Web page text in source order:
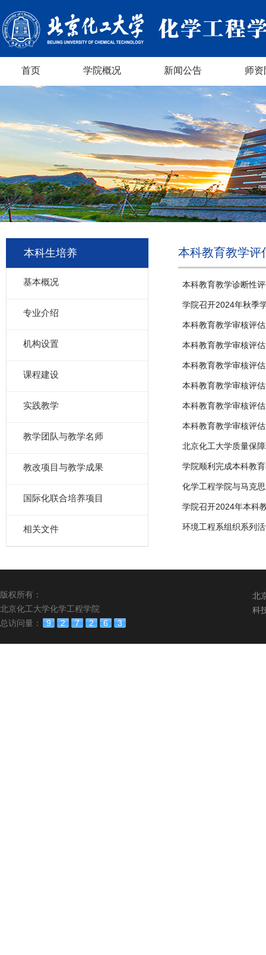
首页 学院概况 新闻公告 师资
本科生培养
基本概况
专业介绍
机构设置
课程建设
实践教学
教学团队与教学名师
教改项目与教学成果
国际化联合培养项目
相关文件
本科教育教学评
本科教育教学诊断性
学院召开2024年秋季
本科教育教学审核评
本科教育教学审核评
本科教育教学审核评
本科教育教学审核评
本科教育教学审核评
本科教育教学审核评
北京化工大学质量保
学院顺利完成本科教
化学工程学院与马克
学院召开2024年本科
环境工程系组织系列
版权所有：
北京化工大学化学工程学院
总访问量：
9 2 7 2 6 3
北
科